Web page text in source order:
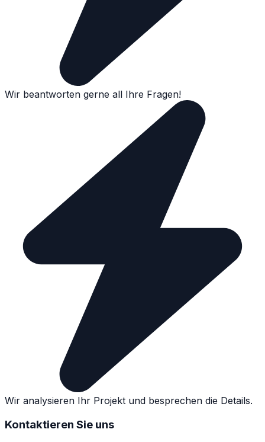
Wir beantworten gerne all Ihre Fragen!
Wir analysieren Ihr Projekt und besprechen die Details.
Kontaktieren Sie uns